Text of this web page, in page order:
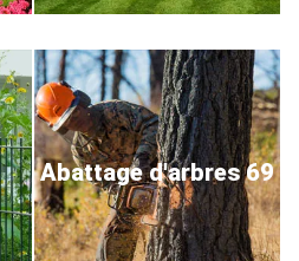
Abattage d'arbres 69